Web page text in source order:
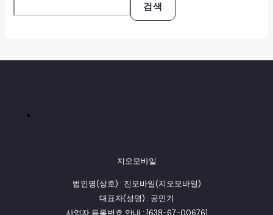
검색
지오모바일
법인명(상호) : 진모바일(지오모바일)
대표자(성명) : 공민기